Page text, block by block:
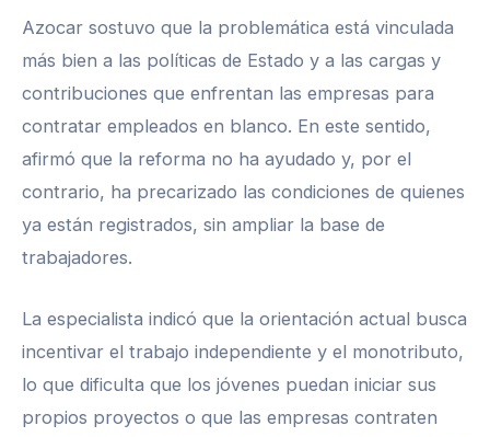
Azocar sostuvo que la problemática está vinculada
más bien a las políticas de Estado y a las cargas y
contribuciones que enfrentan las empresas para
contratar empleados en blanco. En este sentido,
afirmó que la reforma no ha ayudado y, por el
contrario, ha precarizado las condiciones de quienes
ya están registrados, sin ampliar la base de
trabajadores.
La especialista indicó que la orientación actual busca
incentivar el trabajo independiente y el monotributo,
lo que dificulta que los jóvenes puedan iniciar sus
propios proyectos o que las empresas contraten